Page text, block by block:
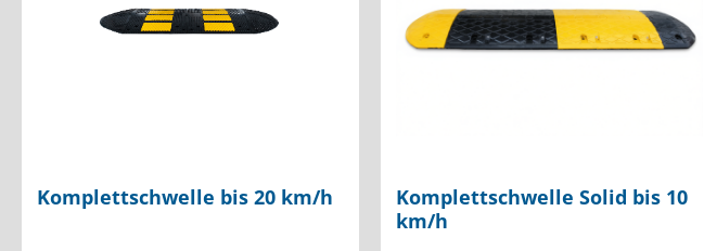
Komplettschwelle bis 20 km/h
Komplettschwelle Solid bis 10
km/h